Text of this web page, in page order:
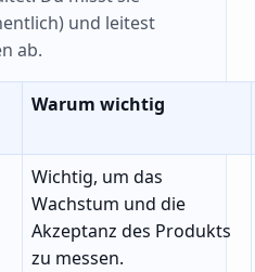
und leitest
ab.
Warum wichtig
Wichtig, um das
Wachstum und die
Akzeptanz des Produkts
zu messen.